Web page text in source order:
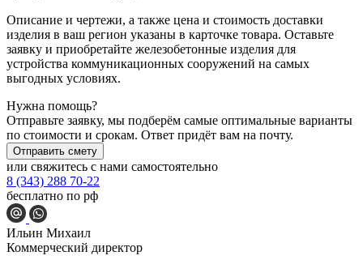
Описание и чертежи, а также цена и стоимость доставки
изделия в ваш регион указаны в карточке товара. Оставьте
заявку и приобретайте железобетонные изделия для
устройства коммуникационных сооружений на самых
выгодных условиях.
Нужна помощь?
Отправьте заявку, мы подберём самые оптимальные варианты
по стоимости и срокам. Ответ придёт вам на почту.
Отправить смету
или свяжитесь с нами самостоятельно
8 (343) 288 70-22
бесплатно по рф
Ильин Михаил
Коммерческий директор